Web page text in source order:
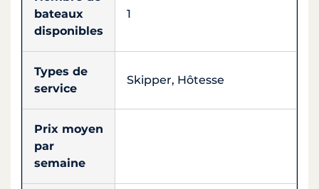
bateaux
disponibles
1
Types de
service
Skipper, Hôtesse
Prix moyen
par
semaine